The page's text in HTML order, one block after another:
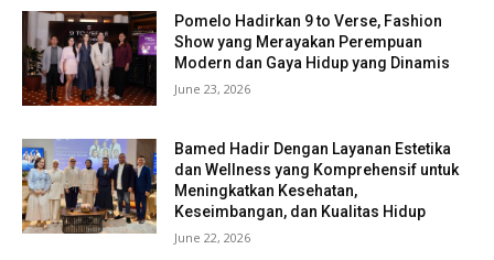
Pomelo Hadirkan 9 to Verse, Fashion
Show yang Merayakan Perempuan
Modern dan Gaya Hidup yang Dinamis
June 23, 2026
Bamed Hadir Dengan Layanan Estetika
dan Wellness yang Komprehensif untuk
Meningkatkan Kesehatan,
Keseimbangan, dan Kualitas Hidup
June 22, 2026